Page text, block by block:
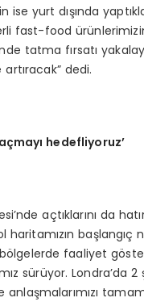
yurt dışında
fast-food
tatma fırsatı
dedi.
hedefliyoruz’
açtıklarını da
başlangıç
faaliyet
sürüyor. Londra’da
anlaşmalarımızı